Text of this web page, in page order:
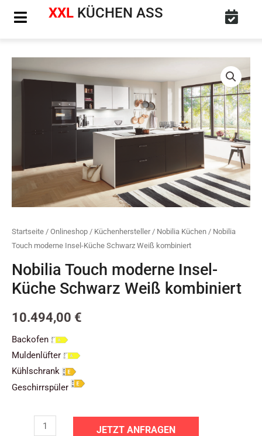
Inhalt
XXL KÜCHEN ASS
Startseite / Onlineshop / Küchenhersteller/ Nobilia Küchen / Nobilia
Touch moderne Insel-Küche Schwarz Weiß kombiniert
Nobilia Touch moderne Insel-
Küche Schwarz Weiß kombiniert
10.494,00 €
Backofen
Muldenlüfter
Kühlschrank
Geschirrspüler
Touch
kombiniert
Menge
JETZT ANFRAGEN